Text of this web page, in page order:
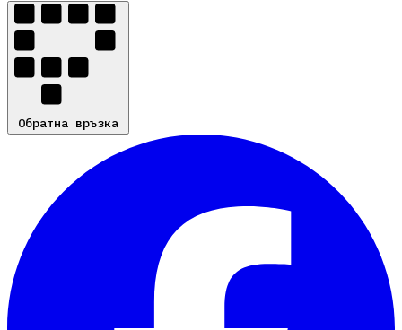
Помощен център
Обратна връзка
Обратна връзка